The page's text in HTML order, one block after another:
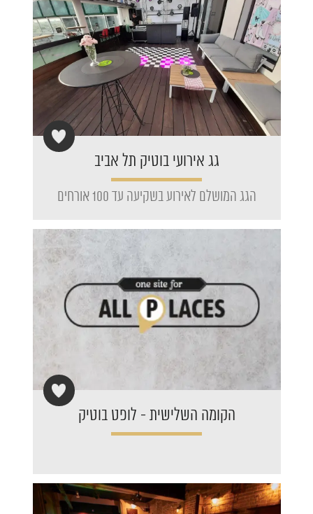
גג אירועי בוטיק תל אביב
הגג המושלם לאירוע בשקיעה עד 100 אורחים
הקומה השלישית - לופט בוטיק